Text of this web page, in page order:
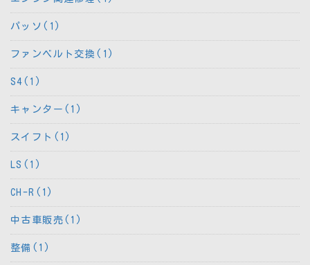
パッソ(1)
ファンベルト交換(1)
S4(1)
キャンター(1)
スイフト(1)
LS(1)
CH-R(1)
中古車販売(1)
整備(1)